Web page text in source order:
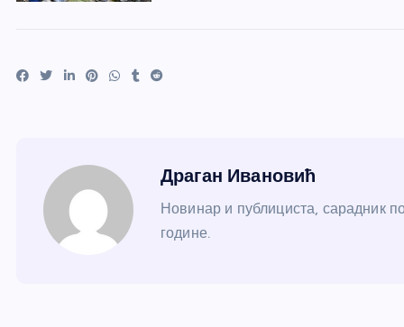
Драган Ивановић
Новинар и публициста, сарадник
године.